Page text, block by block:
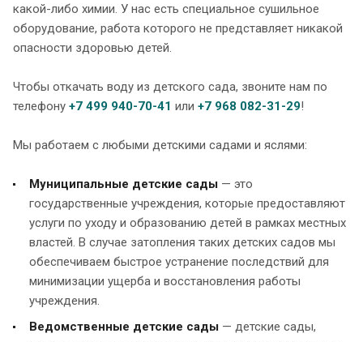
какой-либо химии. У нас есть специальное сушильное
оборудование, работа которого не представляет никакой
опасности здоровью детей.
Чтобы откачать воду из детского сада, звоните нам по
телефону +7 499 940-70-41 или +7 968 082-31-29!
Мы работаем с любыми детскими садами и яслями:
Муниципальные детские сады — это
государственные учреждения, которые предоставляют
услуги по уходу и образованию детей в рамках местных
властей. В случае затопления таких детских садов мы
обеспечиваем быстрое устранение последствий для
минимизации ущерба и восстановления работы
учреждения.
Ведомственные детские сады — детские сады,